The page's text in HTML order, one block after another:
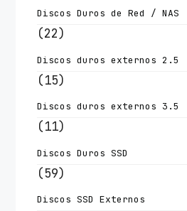
Discos Duros de Red / NAS
(22)
Discos duros externos 2.5
(15)
Discos duros externos 3.5
(11)
Discos Duros SSD
(59)
Discos SSD Externos